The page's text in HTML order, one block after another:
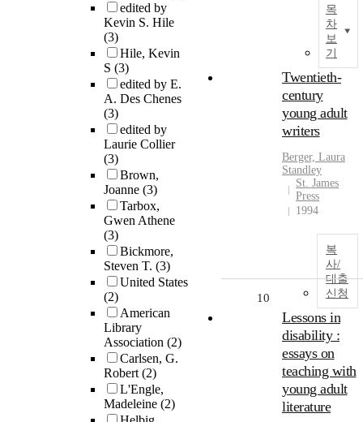
edited by
Kevin S. Hile
(3)
Hile, Kevin
S (3)
edited by E.
A. Des Chenes
(3)
edited by
Laurie Collier
(3)
Brown,
Joanne (3)
Tarbox,
Gwen Athene
(3)
Bickmore,
Steven T. (3)
United States
(2)
American
Library
Association (2)
Carlsen, G.
Robert(2)
L'Engle,
Madeleine (2)
목
차
보
기
Twentieth-
century
young adult
writers
Berger, Laura
Standley
St. James
Press
1994
복
사/
대출
신청
10
Lessons in
disability :
essays on
teaching with
young adult
literature